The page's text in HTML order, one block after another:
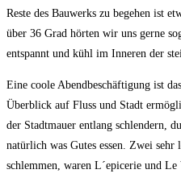
Reste des Bauwerks zu begehen ist
über 36 Grad hörten wir uns gerne
entspannt und kühl im Inneren der
Eine coole Abendbeschäftigung ist das
Überblick auf Fluss und Stadt
der Stadtmauer entlang schlendern,
natürlich was Gutes essen. Zwei sehr
schlemmen, waren L´epicerie und Le